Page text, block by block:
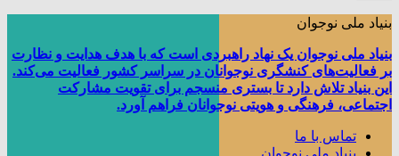
بنیاد ملی نوجوان
بنیاد ملی نوجوان یک نهاد راهبردی است که با هدف هدایت و نظارت
بر فعالیت‌های کنشگری نوجوانان در سراسر کشور فعالیت می‌کند.
این بنیاد تلاش دارد تا بستری منسجم برای تقویت مشارکت
اجتماعی، فرهنگی و هویتی نوجوانان فراهم آورد.
تماس با ما